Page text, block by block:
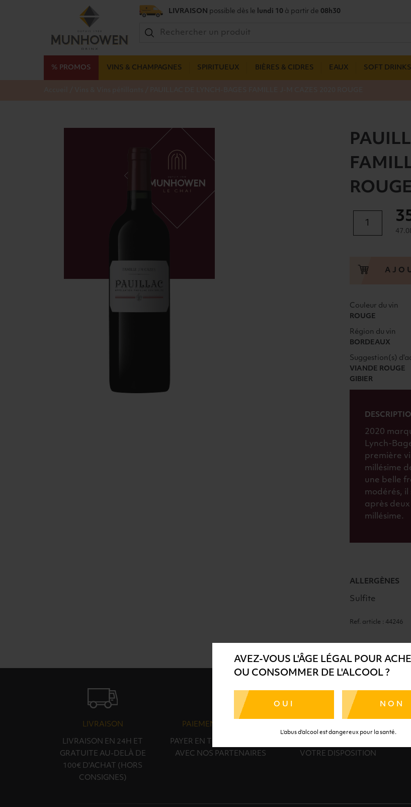
AVEZ-VOUS L'ÂGE LÉGAL POUR
OU CONSOMMER DE L'ALCOOL ?
OUI NON
L’abus d’alcool est dangereux pour la santé.
LIVRAISON possible dès le lundi 10 à partir de 08h30
% PROMOS VINS & CHAMPAGNES SPIRITUEUX BIÈRES & CIDRES EAUX SOFT DRINKS
ROUGE
LYNCH-
BAGES
J-
M
2020
Couleur du vin
ROUGE
Région du vin
BORDEAUX
Suggestion(s)
VIANDE ROUGE
GIBIER
2020
Lynch-
première
millésime
une belle
modérés, il
après
millésime.
ALLERGÈNES
Sulfite
Ref. article : 44246
LIVRAISON
LIVRAISON EN 24H ET
GRATUITE AU-DELÀ DE
100€ D'ACHAT (HORS
CONSIGNES)
PAIEMENT SÉCURISÉ
PAYER EN TOUTE SÉRÉNITÉ
AVEC NOS PARTENAIRES
VOTRE DISPOSITION